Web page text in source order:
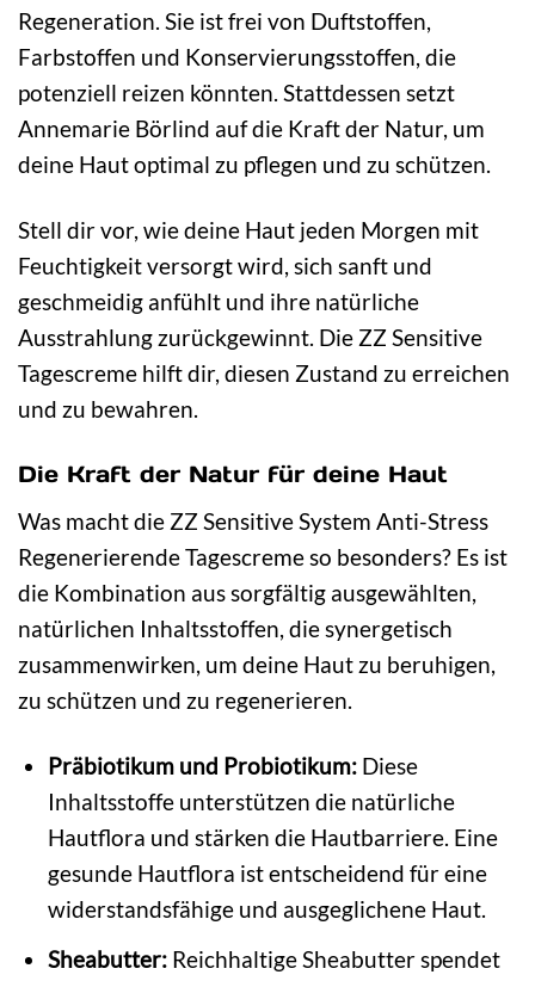
Regeneration. Sie ist frei von Duftstoffen,
Farbstoffen und Konservierungsstoffen, die
potenziell reizen könnten. Stattdessen setzt
Annemarie Börlind auf die Kraft der Natur, um
deine Haut optimal zu pflegen und zu schützen.
Stell dir vor, wie deine Haut jeden Morgen mit
Feuchtigkeit versorgt wird, sich sanft und
geschmeidig anfühlt und ihre natürliche
Ausstrahlung zurückgewinnt. Die ZZ Sensitive
Tagescreme hilft dir, diesen Zustand zu erreichen
und zu bewahren.
Die Kraft der Natur für deine Haut
Was macht die ZZ Sensitive System Anti-Stress
Regenerierende Tagescreme so besonders? Es ist
die Kombination aus sorgfältig ausgewählten,
natürlichen Inhaltsstoffen, die synergetisch
zusammenwirken, um deine Haut zu beruhigen,
zu schützen und zu regenerieren.
Präbiotikum und Probiotikum:Diese
Inhaltsstoffe unterstützen die natürliche
Hautflora und stärken die Hautbarriere. Eine
gesunde Hautflora ist entscheidend für eine
widerstandsfähige und ausgeglichene Haut.
Sheabutter:Reichhaltige Sheabutter spendet